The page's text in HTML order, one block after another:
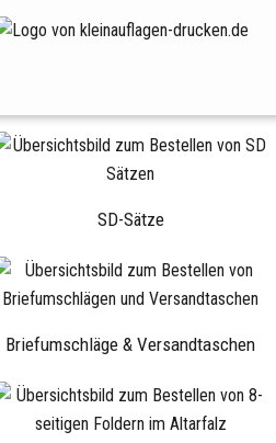
SD-Sätze
Briefumschläge & Versandtaschen